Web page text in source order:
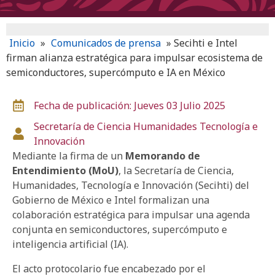
Inicio » Comunicados de prensa » Secihti e Intel
firman alianza estratégica para impulsar ecosistema de
semiconductores, supercómputo e IA en México
Fecha de publicación: Jueves 03 Julio 2025
Secretaría de Ciencia Humanidades Tecnología e
Innovación
Mediante la firma de un Memorando de
Entendimiento (MoU), la Secretaría de Ciencia,
Humanidades, Tecnología e Innovación (Secihti) del
Gobierno de México e Intel formalizan una
colaboración estratégica para impulsar una agenda
conjunta en semiconductores, supercómputo e
inteligencia artificial (IA).
El acto protocolario fue encabezado por el